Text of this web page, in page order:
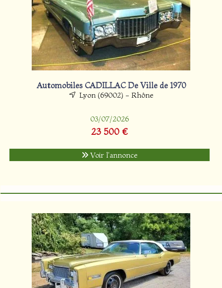
Automobiles CADILLAC De Ville de 1970
Lyon (69002) - Rhône
03/07/2026
23 500 €
Voir l'annonce